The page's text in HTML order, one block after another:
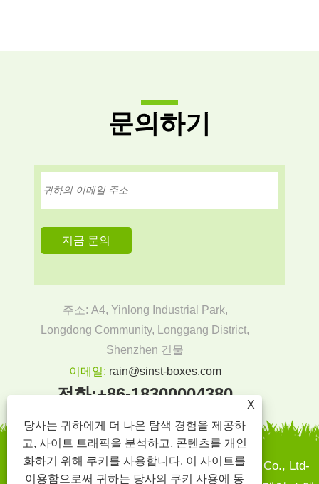
문의하기
주소: A4, Yinlong Industrial Park,
Longdong Community, Longgang District,
Shenzhen 건물
이메일: rain@sinst-boxes.com
전화:+86-18300004380
Copyright © 2022 Sinst Printing and Packaging Co., Ltd-
X
당사는 귀하에게 더 나은 탐색 경험을 제공하
고, 사이트 트래픽을 분석하고, 콘텐츠를 개인
화하기 위해 쿠키를 사용합니다. 이 사이트를
이용함으로써 귀하는 당사의 쿠키 사용에 동